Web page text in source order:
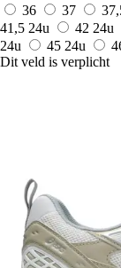
36
37
41,5 24u 42 24u
24u
45 24u
Dit veld is verplicht